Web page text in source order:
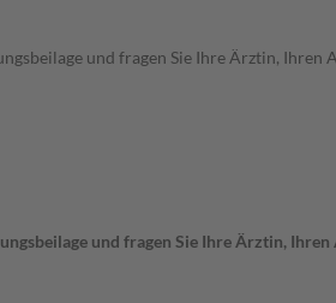
und fragen Sie Ihre Ärztin, Ihren
und fragen Sie Ihre Ärztin,